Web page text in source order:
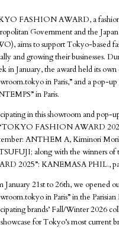
FASHION AWARD, a
Government and the
aims to support Tokyo-based
and growing their businesses.
in January, the award held its
in Paris,” and a pop-
in Paris.
in this showroom and pop-
FASHION AWARD
ANTHEM A, Kiminori
along with the winners
2025”: KANEMASA PHIL.,
January 21st to 26th, we opened
in Paris” in the
brands’ Fall/Winter 2026
for Tokyo’s most current